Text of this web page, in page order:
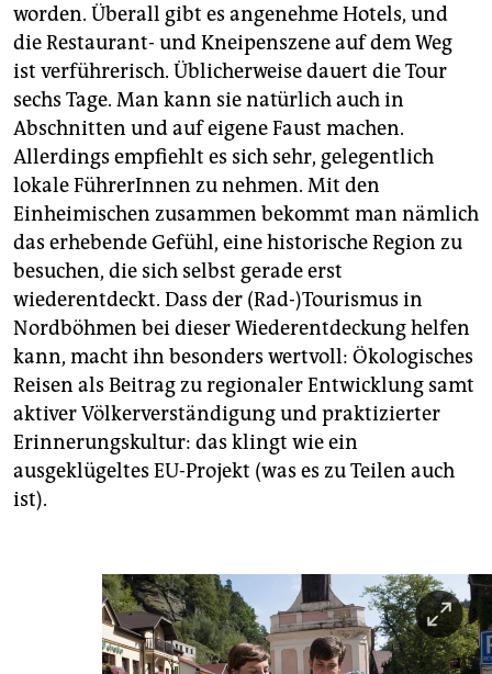
worden. Überall gibt es angenehme Hotels, und
die Restaurant- und Kneipenszene auf dem Weg
ist verführerisch. Üblicherweise dauert die Tour
sechs Tage. Man kann sie natürlich auch in
Abschnitten und auf eigene Faust machen.
Allerdings empfiehlt es sich sehr, gelegentlich
lokale FührerInnen zu nehmen. Mit den
Einheimischen zusammen bekommt man nämlich
das erhebende Gefühl, eine historische Region zu
besuchen, die sich selbst gerade erst
wiederentdeckt. Dass der (Rad-)Tourismus in
Nordböhmen bei dieser Wiederentdeckung helfen
kann, macht ihn besonders wertvoll: Ökologisches
Reisen als Beitrag zu regionaler Entwicklung samt
aktiver Völkerverständigung und praktizierter
Erinnerungskultur: das klingt wie ein
ausgeklügeltes EU-Projekt (was es zu Teilen auch
ist).